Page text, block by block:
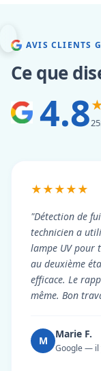
AVIS CLIENTS
Ce que
4.8
★★★★★
"Détection de
technicien a
lampe UV pour
au deuxième
efficace. Le
même. Bon
M
Marie F.
Google — il